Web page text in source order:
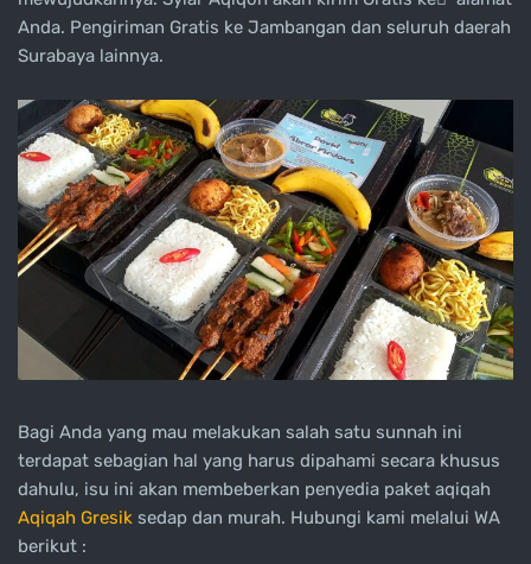
Anda. Pengiriman Gratis ke Jambangan dan seluruh daerah
Surabaya lainnya.
Bagi Anda yang mau melakukan salah satu sunnah ini
terdapat sebagian hal yang harus dipahami secara khusus
dahulu, isu ini akan membeberkan penyedia paket aqiqah
Aqiqah Gresik sedap dan murah. Hubungi kami melalui WA
berikut :